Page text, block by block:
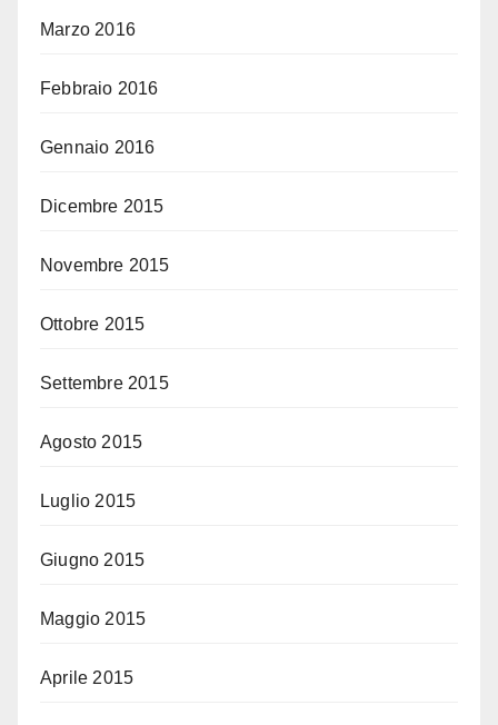
Marzo 2016
Febbraio 2016
Gennaio 2016
Dicembre 2015
Novembre 2015
Ottobre 2015
Settembre 2015
Agosto 2015
Luglio 2015
Giugno 2015
Maggio 2015
Aprile 2015